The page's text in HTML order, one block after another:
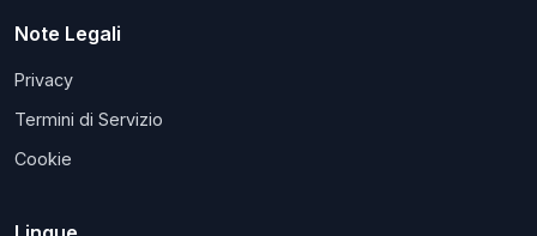
Note Legali
Privacy
Termini di Servizio
Cookie